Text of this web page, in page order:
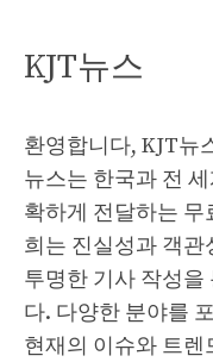
KJT뉴스
환영합니다, KJT뉴
뉴스는 한국과 전
확하게 전달하는 무
희는 진실성과 객
투명한 기사 작성을
다. 다양한 분야를
현재의 이슈와 트렌